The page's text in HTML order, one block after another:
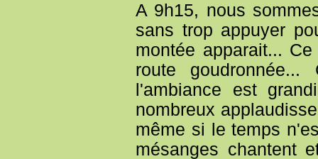
A 9h15, nous
sans trop appuyer
montée apparait...
route
l'ambiance est
nombreux
même si le temps
mésanges chantent